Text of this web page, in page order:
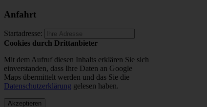
Anfahrt
Startadresse:
Cookies durch Drittanbieter
Mit dem Aufruf diesen Inhalts erklären Sie sich
einverstanden, dass Ihre Daten an Google
Maps übermittelt werden und das Sie die
Datenschutzerklärung gelesen haben.